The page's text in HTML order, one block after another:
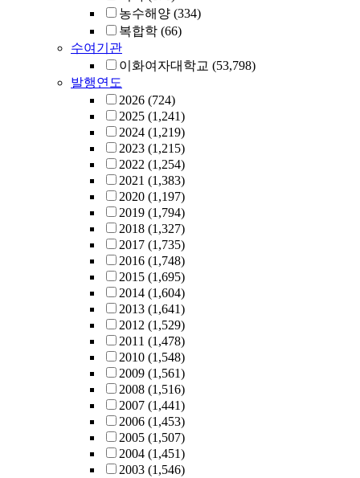
농수해양 (334)
복합학 (66)
수여기관
이화여자대학교 (53,798)
발행연도
2026 (724)
2025 (1,241)
2024 (1,219)
2023 (1,215)
2022 (1,254)
2021 (1,383)
2020 (1,197)
2019 (1,794)
2018 (1,327)
2017 (1,735)
2016 (1,748)
2015 (1,695)
2014 (1,604)
2013 (1,641)
2012 (1,529)
2011 (1,478)
2010 (1,548)
2009 (1,561)
2008 (1,516)
2007 (1,441)
2006 (1,453)
2005 (1,507)
2004 (1,451)
2003 (1,546)